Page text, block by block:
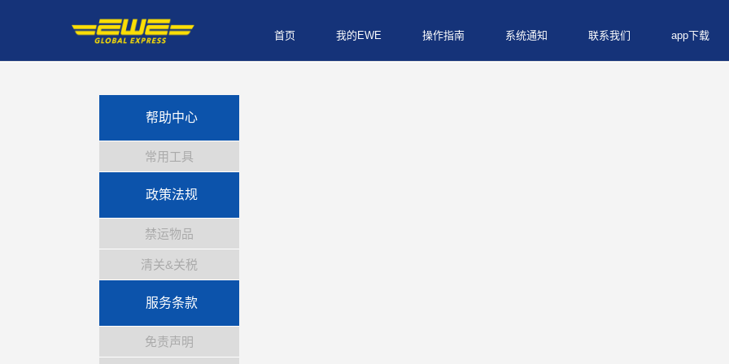
首页 我的EWE 操作指南 系统通知 联系我们 app下载
帮助中心
常用工具
政策法规
禁运物品
清关&关税
服务条款
免责声明